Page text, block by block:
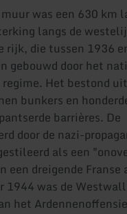
was een 630 km
langs de
rijk, die tussen 1936
gebouwd door het
Het bestond
bunkers en
barrières. De
door de nazi-
als een
een dreigende Franse
1944 was de
het